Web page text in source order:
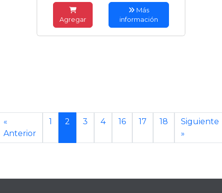
Agregar
Más
información
«
Anterior
1 2 3 4 16 17 18
Siguiente
»